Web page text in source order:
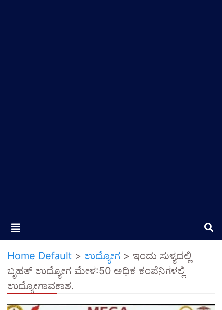
Home Default > ಉದ್ಯೋಗ > ಇಂದು ಸುಳ್ಯದಲ್ಲಿ
ಬೃಹತ್ ಉದ್ಯೋಗ ಮೇಳ:50 ಅಧಿಕ ಕಂಪೆನಿಗಳಲ್ಲಿ
ಉದ್ಯೋಗಾವಕಾಶ.